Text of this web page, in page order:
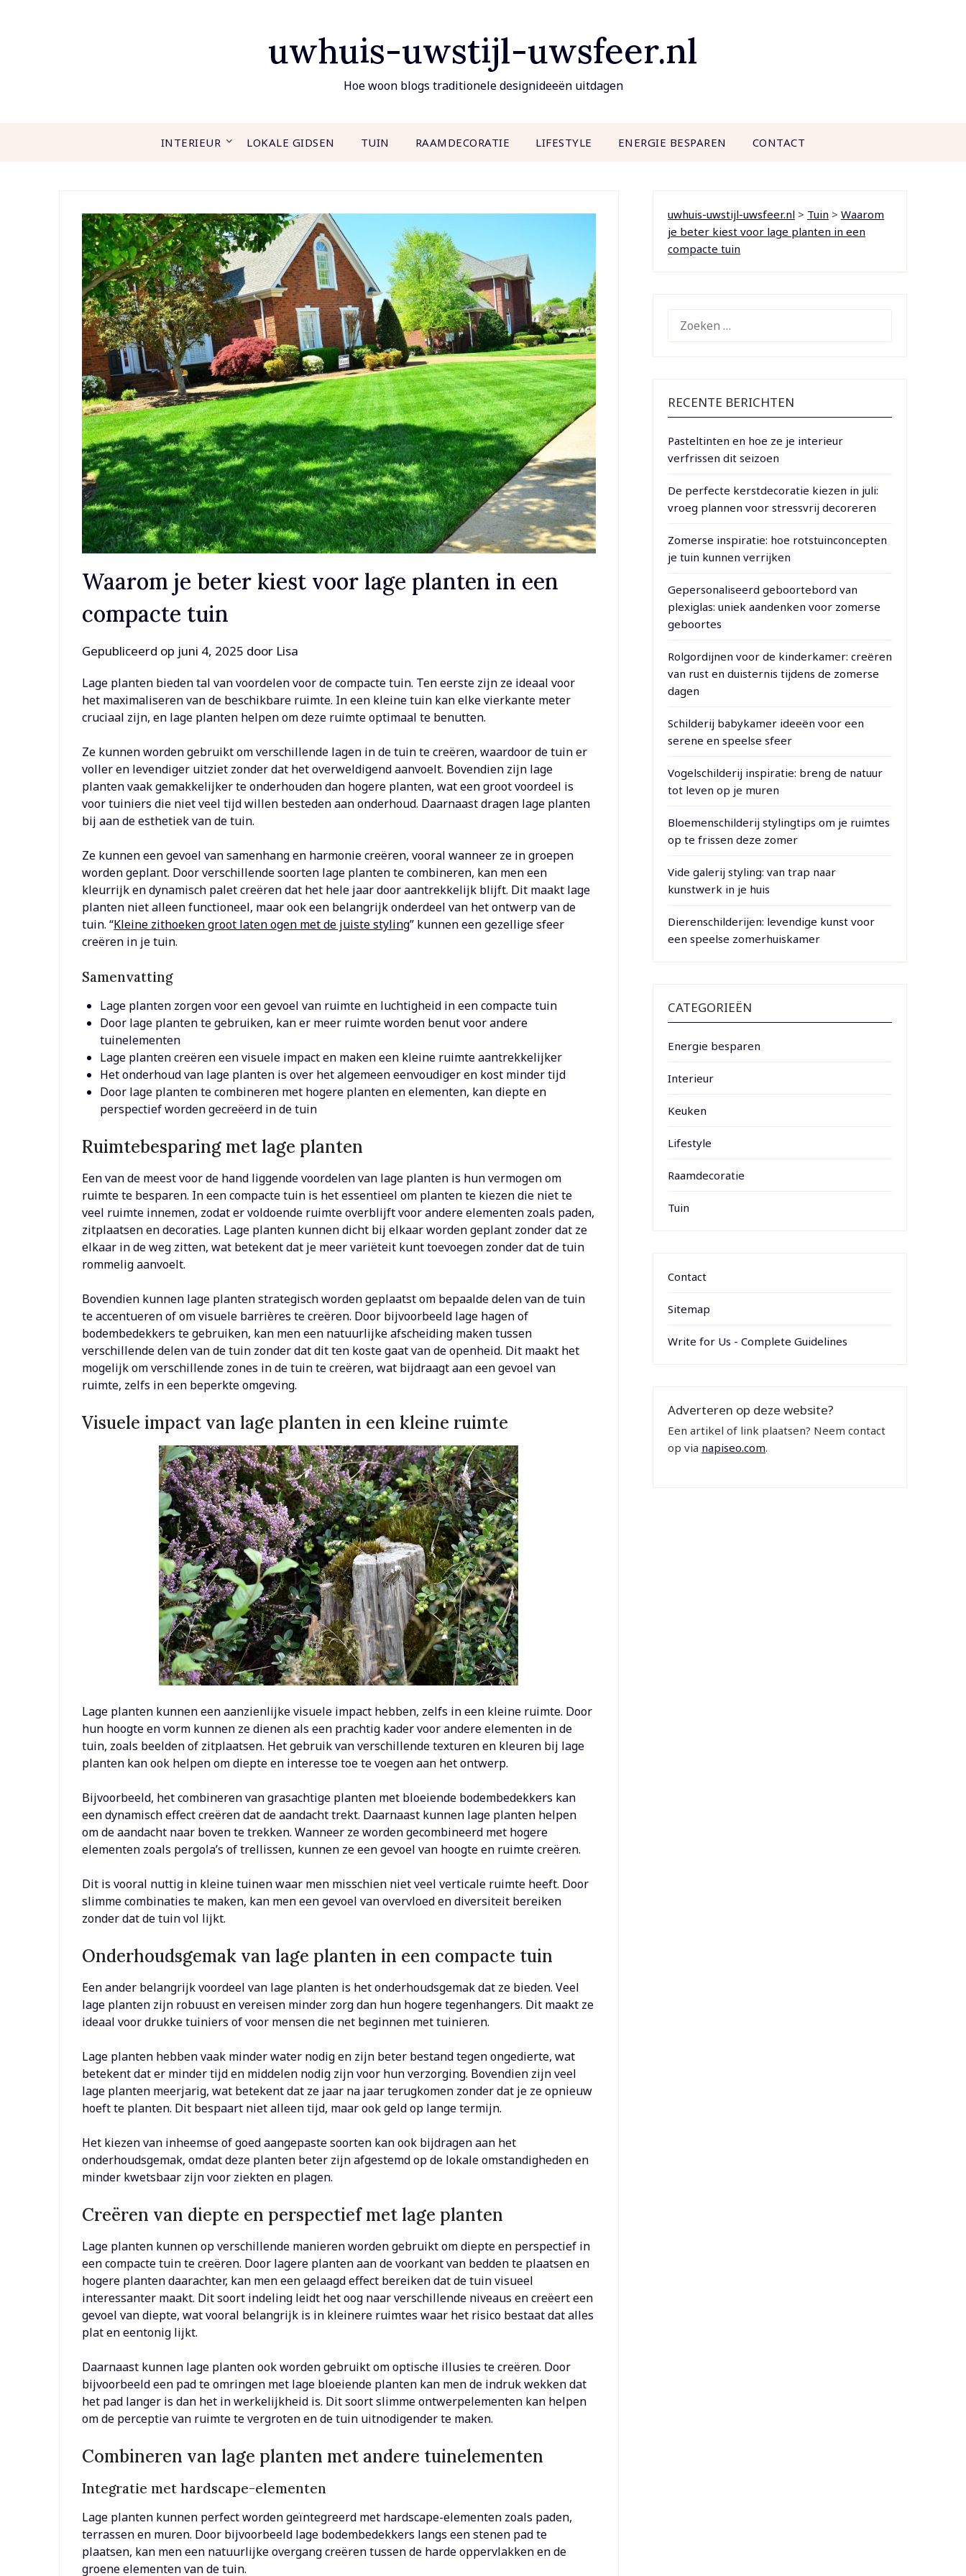
uwhuis-uwstijl-uwsfeer.nl
Hoe woon blogs traditionele designideeën uitdagen
INTERIEUR LOKALE GIDSEN TUIN RAAMDECORATIE LIFESTYLE ENERGIE BESPAREN CONTACT
Waarom je beter kiest voor lage planten in een
compacte tuin
Gepubliceerd op juni 4, 2025 door Lisa
Lage planten bieden tal van voordelen voor de compacte tuin. Ten eerste zijn ze ideaal voor
het maximaliseren van de beschikbare ruimte. In een kleine tuin kan elke vierkante meter
cruciaal zijn, en lage planten helpen om deze ruimte optimaal te benutten.
Ze kunnen worden gebruikt om verschillende lagen in de tuin te creëren, waardoor de tuin er
voller en levendiger uitziet zonder dat het overweldigend aanvoelt. Bovendien zijn lage
planten vaak gemakkelijker te onderhouden dan hogere planten, wat een groot voordeel is
voor tuiniers die niet veel tijd willen besteden aan onderhoud. Daarnaast dragen lage planten
bij aan de esthetiek van de tuin.
Ze kunnen een gevoel van samenhang en harmonie creëren, vooral wanneer ze in groepen
worden geplant. Door verschillende soorten lage planten te combineren, kan men een
kleurrijk en dynamisch palet creëren dat het hele jaar door aantrekkelijk blijft. Dit maakt lage
planten niet alleen functioneel, maar ook een belangrijk onderdeel van het ontwerp van de
tuin. “Kleine zithoeken groot laten ogen met de juiste styling” kunnen een gezellige sfeer
creëren in je tuin.
Samenvatting
Lage planten zorgen voor een gevoel van ruimte en luchtigheid in een compacte tuin
Door lage planten te gebruiken, kan er meer ruimte worden benut voor andere
tuinelementen
Lage planten creëren een visuele impact en maken een kleine ruimte aantrekkelijker
Het onderhoud van lage planten is over het algemeen eenvoudiger en kost minder tijd
Door lage planten te combineren met hogere planten en elementen, kan diepte en
perspectief worden gecreëerd in de tuin
Ruimtebesparing met lage planten
Een van de meest voor de hand liggende voordelen van lage planten is hun vermogen om
ruimte te besparen. In een compacte tuin is het essentieel om planten te kiezen die niet te
veel ruimte innemen, zodat er voldoende ruimte overblijft voor andere elementen zoals paden,
zitplaatsen en decoraties. Lage planten kunnen dicht bij elkaar worden geplant zonder dat ze
elkaar in de weg zitten, wat betekent dat je meer variëteit kunt toevoegen zonder dat de tuin
rommelig aanvoelt.
Bovendien kunnen lage planten strategisch worden geplaatst om bepaalde delen van de tuin
te accentueren of om visuele barrières te creëren. Door bijvoorbeeld lage hagen of
bodembedekkers te gebruiken, kan men een natuurlijke afscheiding maken tussen
verschillende delen van de tuin zonder dat dit ten koste gaat van de openheid. Dit maakt het
mogelijk om verschillende zones in de tuin te creëren, wat bijdraagt aan een gevoel van
ruimte, zelfs in een beperkte omgeving.
Visuele impact van lage planten in een kleine ruimte
Lage planten kunnen een aanzienlijke visuele impact hebben, zelfs in een kleine ruimte. Door
hun hoogte en vorm kunnen ze dienen als een prachtig kader voor andere elementen in de
tuin, zoals beelden of zitplaatsen. Het gebruik van verschillende texturen en kleuren bij lage
planten kan ook helpen om diepte en interesse toe te voegen aan het ontwerp.
Bijvoorbeeld, het combineren van grasachtige planten met bloeiende bodembedekkers kan
een dynamisch effect creëren dat de aandacht trekt. Daarnaast kunnen lage planten helpen
om de aandacht naar boven te trekken. Wanneer ze worden gecombineerd met hogere
elementen zoals pergola’s of trellissen, kunnen ze een gevoel van hoogte en ruimte creëren.
Dit is vooral nuttig in kleine tuinen waar men misschien niet veel verticale ruimte heeft. Door
slimme combinaties te maken, kan men een gevoel van overvloed en diversiteit bereiken
zonder dat de tuin vol lijkt.
Onderhoudsgemak van lage planten in een compacte tuin
Een ander belangrijk voordeel van lage planten is het onderhoudsgemak dat ze bieden. Veel
lage planten zijn robuust en vereisen minder zorg dan hun hogere tegenhangers. Dit maakt ze
ideaal voor drukke tuiniers of voor mensen die net beginnen met tuinieren.
Lage planten hebben vaak minder water nodig en zijn beter bestand tegen ongedierte, wat
betekent dat er minder tijd en middelen nodig zijn voor hun verzorging. Bovendien zijn veel
lage planten meerjarig, wat betekent dat ze jaar na jaar terugkomen zonder dat je ze opnieuw
hoeft te planten. Dit bespaart niet alleen tijd, maar ook geld op lange termijn.
Het kiezen van inheemse of goed aangepaste soorten kan ook bijdragen aan het
onderhoudsgemak, omdat deze planten beter zijn afgestemd op de lokale omstandigheden en
minder kwetsbaar zijn voor ziekten en plagen.
Creëren van diepte en perspectief met lage planten
Lage planten kunnen op verschillende manieren worden gebruikt om diepte en perspectief in
een compacte tuin te creëren. Door lagere planten aan de voorkant van bedden te plaatsen en
hogere planten daarachter, kan men een gelaagd effect bereiken dat de tuin visueel
interessanter maakt. Dit soort indeling leidt het oog naar verschillende niveaus en creëert een
gevoel van diepte, wat vooral belangrijk is in kleinere ruimtes waar het risico bestaat dat alles
plat en eentonig lijkt.
Daarnaast kunnen lage planten ook worden gebruikt om optische illusies te creëren. Door
bijvoorbeeld een pad te omringen met lage bloeiende planten kan men de indruk wekken dat
het pad langer is dan het in werkelijkheid is. Dit soort slimme ontwerpelementen kan helpen
om de perceptie van ruimte te vergroten en de tuin uitnodigender te maken.
Combineren van lage planten met andere tuinelementen
Integratie met hardscape-elementen
Lage planten kunnen perfect worden geïntegreerd met hardscape-elementen zoals paden,
terrassen en muren. Door bijvoorbeeld lage bodembedekkers langs een stenen pad te
plaatsen, kan men een natuurlijke overgang creëren tussen de harde oppervlakken en de
groene elementen van de tuin.
uwhuis-uwstijl-uwsfeer.nl> Tuin > Waarom
je beter kiest voor lage planten in een
compacte tuin
NAAR:
RECENTE BERICHTEN
Pasteltinten en hoe ze je interieur
verfrissen dit seizoen
De perfecte kerstdecoratie kiezen in juli:
vroeg plannen voor stressvrij decoreren
Zomerse inspiratie: hoe rotstuinconcepten
je tuin kunnen verrijken
Gepersonaliseerd geboortebord van
plexiglas: uniek aandenken voor zomerse
geboortes
Rolgordijnen voor de kinderkamer: creëren
van rust en duisternis tijdens de zomerse
dagen
Schilderij babykamer ideeën voor een
serene en speelse sfeer
Vogelschilderij inspiratie: breng de natuur
tot leven op je muren
Bloemenschilderij stylingtips om je ruimtes
op te frissen deze zomer
Vide galerij styling: van trap naar
kunstwerk in je huis
Dierenschilderijen: levendige kunst voor
een speelse zomerhuiskamer
CATEGORIEËN
Energie besparen
Interieur
Keuken
Lifestyle
Raamdecoratie
Tuin
Contact
Sitemap
Write for Us - Complete Guidelines
Adverteren op deze website?
Een artikel of link plaatsen? Neem contact
op via napiseo.com.